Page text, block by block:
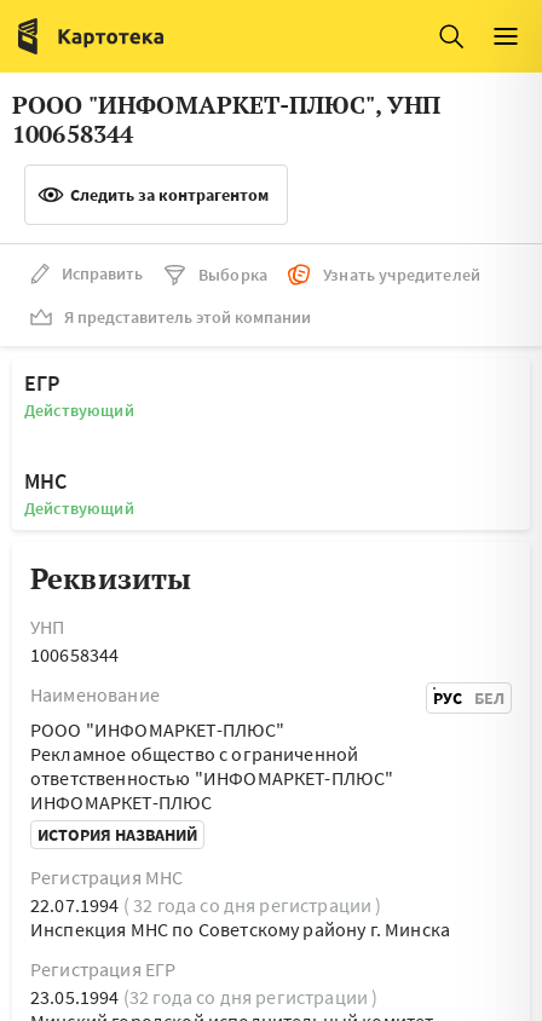
Италия
Люксембург
Литва
Латвия
Словения
Франция
Финляндия
Швеция
Мальта
РООО "ИНФОМАРКЕТ-ПЛЮС", УНП
100658344
Следить за контрагентом
Исправить Выборка
Узнать учредителей
Я представитель этой компании
ЕГР
Действующий
МНС
Действующий
Реквизиты
УНП
100658344
Наименование
РУС БЕЛ
РООО "ИНФОМАРКЕТ-ПЛЮС"
Рекламное общество с ограниченной
ответственностью "ИНФОМАРКЕТ-ПЛЮС"
ИНФОМАРКЕТ-ПЛЮС
ИСТОРИЯ НАЗВАНИЙ
Регистрация МНС
22.07.1994 ( 32 года со дня регистрации )
Инспекция МНС по Советскому району г. Минска
Регистрация ЕГР
23.05.1994 (32 года со дня регистрации )